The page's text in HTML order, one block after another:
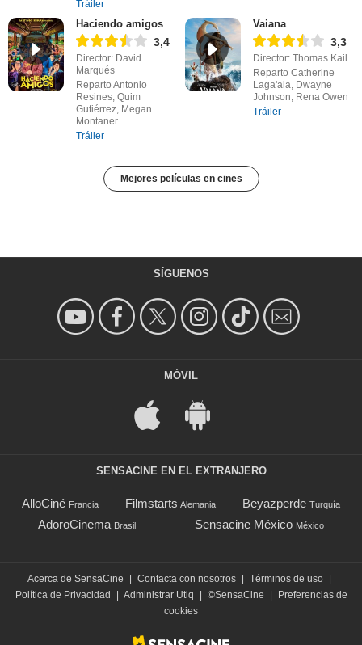
Tráiler
Haciendo amigos
3,4
Director: David
Marqués
Reparto Antonio
Resines, Quim
Gutiérrez, Megan
Montaner
Tráiler
Vaiana
3,3
Director: Thomas Kail
Reparto Catherine
Laga'aia, Dwayne
Johnson, Rena Owen
Tráiler
Mejores películas en cines
SÍGUENOS
MÓVIL
SENSACINE EN EL EXTRANJERO
AlloCiné Francia Filmstarts Alemania Beyazperde Turquía
AdoroCinema Brasil Sensacine México México
Acerca de SensaCine | Contacta con nosotros | Términos de uso |
Política de Privacidad
| Administrar Utiq | ©SensaCine |
Preferencias de
cookies